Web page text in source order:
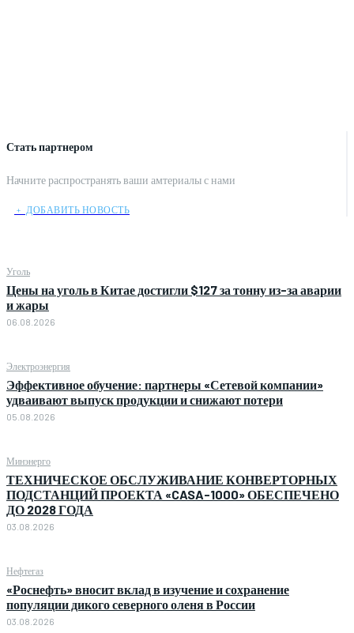
Стать партнером
Начните распространять ваши амтериалы с нами
﹢ ДОБАВИТЬ НОВОСТЬ
Уголь
Цены на уголь в Китае достигли $127 за тонну из-за аварии
и жары
06.08.2026
Электроэнергия
Эффективное обучение: партнеры «Сетевой компании»
удваивают выпуск продукции и снижают потери
05.08.2026
Минэнерго
ТЕХНИЧЕСКОЕ ОБСЛУЖИВАНИЕ КОНВЕРТОРНЫХ
ПОДСТАНЦИЙ ПРОЕКТА «CASA-1000» ОБЕСПЕЧЕНО
ДО 2028 ГОДА
03.08.2026
Нефтегаз
«Роснефть» вносит вклад в изучение и сохранение
популяции дикого северного оленя в России
03.08.2026